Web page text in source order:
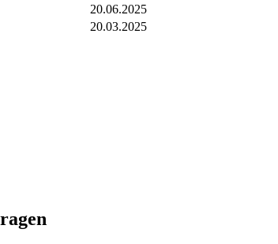
20.06.2025
20.03.2025